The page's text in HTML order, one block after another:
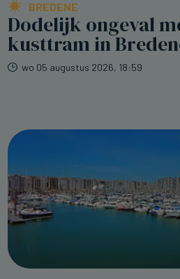
BREDENE
Dodelijk ongeval
kusttram in
wo 05 augustus 2026, 18:59